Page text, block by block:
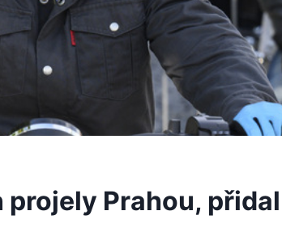
Prahou, přidal